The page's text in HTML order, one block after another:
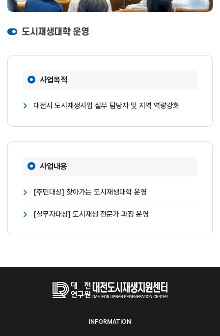
도시재생대학 운영
사업목적
대전시 도시재생사업 실무 담당자 및 지역 역량강화
사업내용
[주민대상] 찾아가는 도시재생대학 운영
[실무자대상] 도시재생 전문가 과정 운영
INFORMATION